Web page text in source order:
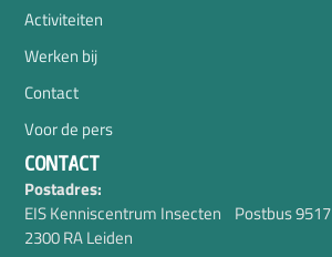
Activiteiten
Werken bij
Contact
Voor de pers
CONTACT
Postadres:
EIS Kenniscentrum Insecten Postbus 9517
2300 RA Leiden